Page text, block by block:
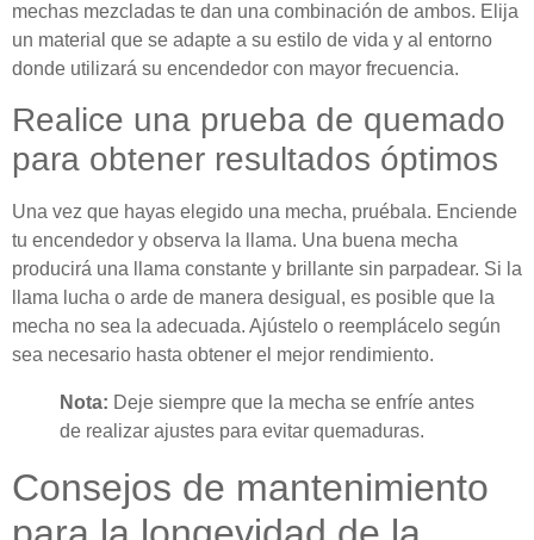
mechas mezcladas te dan una combinación de ambos. Elija
un material que se adapte a su estilo de vida y al entorno
donde utilizará su encendedor con mayor frecuencia.
Realice una prueba de quemado
para obtener resultados óptimos
Una vez que hayas elegido una mecha, pruébala. Enciende
tu encendedor y observa la llama. Una buena mecha
producirá una llama constante y brillante sin parpadear. Si la
llama lucha o arde de manera desigual, es posible que la
mecha no sea la adecuada. Ajústelo o reemplácelo según
sea necesario hasta obtener el mejor rendimiento.
Nota: Deje siempre que la mecha se enfríe antes
de realizar ajustes para evitar quemaduras.
Consejos de mantenimiento